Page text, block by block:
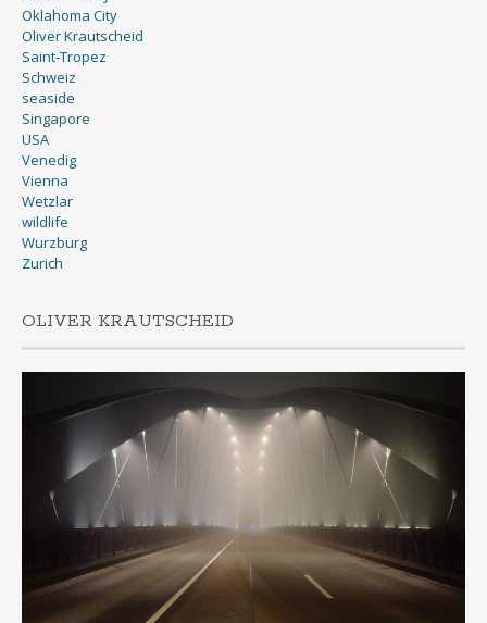
Oklahoma City
Oliver Krautscheid
Saint-Tropez
Schweiz
seaside
Singapore
USA
Venedig
Vienna
Wetzlar
wildlife
Wurzburg
Zurich
OLIVER KRAUTSCHEID